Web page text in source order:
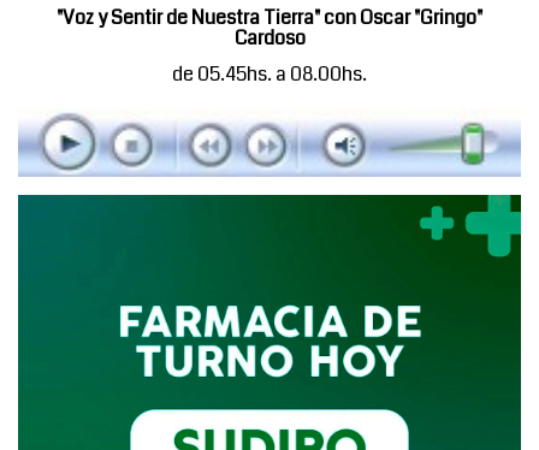
"Voz y Sentir de Nuestra Tierra" con Oscar "Gringo"
Cardoso
de 05.45hs. a 08.00hs.